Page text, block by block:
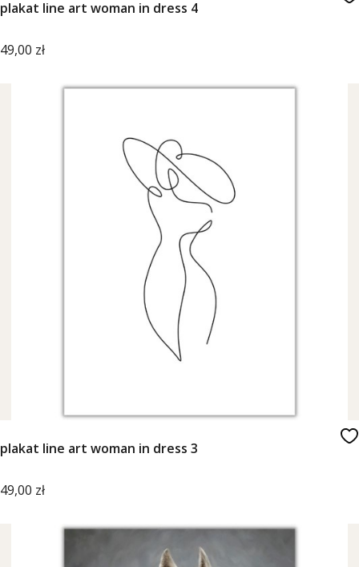
plakat line art woman in dress 4
Cena
49,00 zł
plakat line art woman in dress 3
Cena
49,00 zł